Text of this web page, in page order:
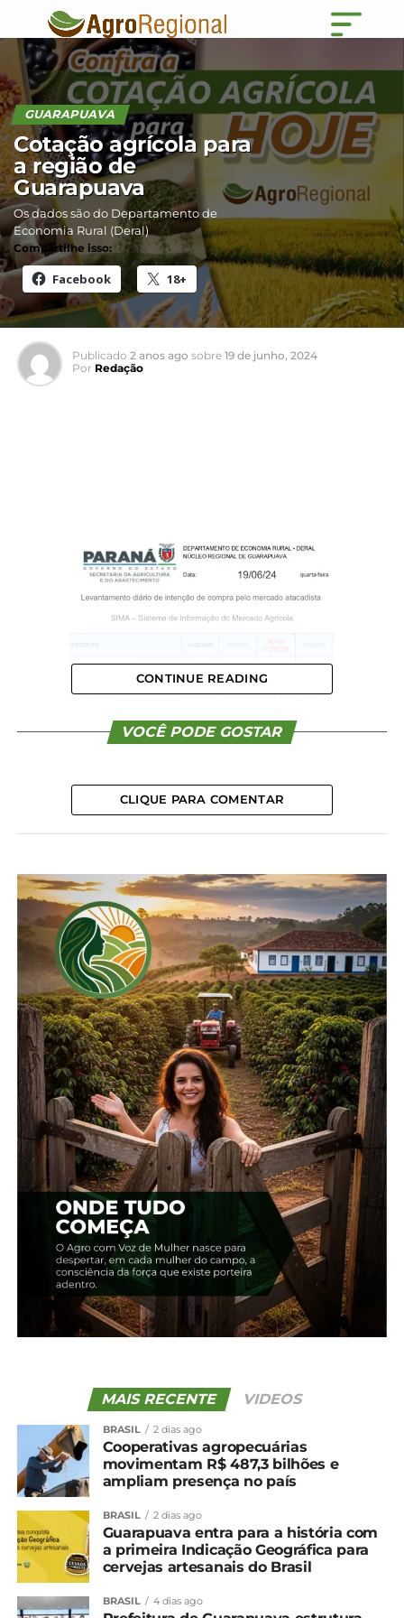
GUARAPUAVA
Cotação agrícola para
a região de
Guarapuava
Os dados são do Departamento de
Economia Rural (Deral)
Compartilhe isso:
Facebook 18+
Publicado 2 anos ago sobre 19 de junho, 2024
Por Redação
Compartilhe isso:
Facebook 18+
Relacionado
Cotação agrícola para a
região de Guarapuava
19 de fevereiro, 2024
Em "Guarapuava"
Cotação agrícola para
região de Guarapuava
1 de fevereiro, 2024
Em "Guarapuava"
Cotação agrícola para
região de Guarapuava
5 de fevereiro, 2024
Em "Guarapuava"
TÓPICOS RELACIONADOS:
Guarapuava
Plantio da cevada chega a 51% no Paraná
CONTINUE READING
VOCÊ PODE GOSTAR
CLIQUE PARA COMENTAR
MAIS RECENTE VIDEOS
BRASIL 2 dias ago
Cooperativas agropecuárias
movimentam R$ 487,3 bilhões e
ampliam presença no país
BRASIL 2 dias ago
Guarapuava entra para a história com
a primeira Indicação Geográfica para
cervejas artesanais do Brasil
BRASIL 4 dias ago